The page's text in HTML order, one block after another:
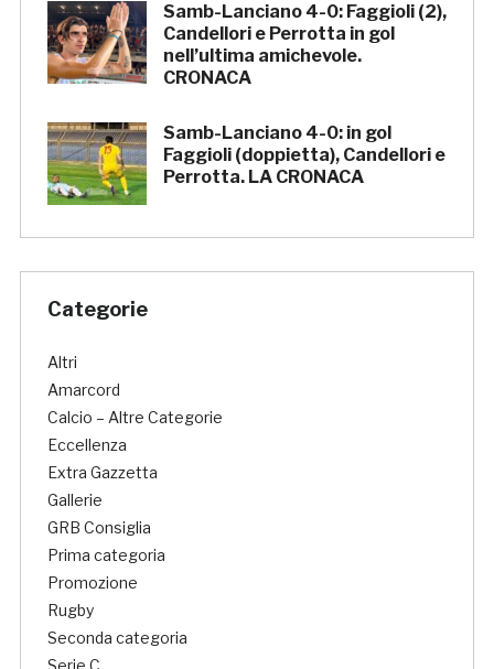
Samb-Lanciano 4-0: Faggioli (2),
Candellori e Perrotta in gol
nell’ultima amichevole.
CRONACA
Samb-Lanciano 4-0: in gol
Faggioli (doppietta), Candellori e
Perrotta. LA CRONACA
Categorie
Altri
Amarcord
Calcio – Altre Categorie
Eccellenza
Extra Gazzetta
Gallerie
GRB Consiglia
Prima categoria
Promozione
Rugby
Seconda categoria